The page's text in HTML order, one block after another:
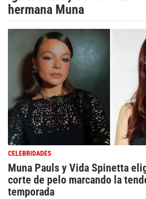
hermana Muna
CELEBRIDADES
Muna Pauls y Vida Spinetta
corte de pelo marcando la
temporada